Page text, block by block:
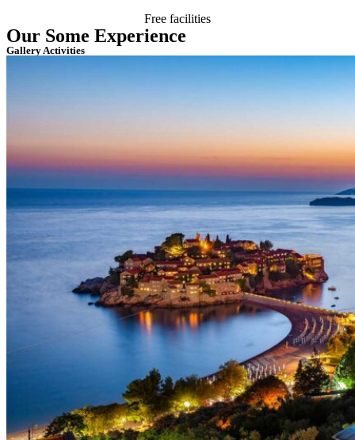
Free facilities
Our Some Experience
Gallery Activities